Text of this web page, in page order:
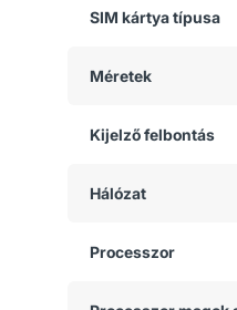
SIM kártya típusa
Méretek
Kijelző felbontás
Hálózat
Processzor